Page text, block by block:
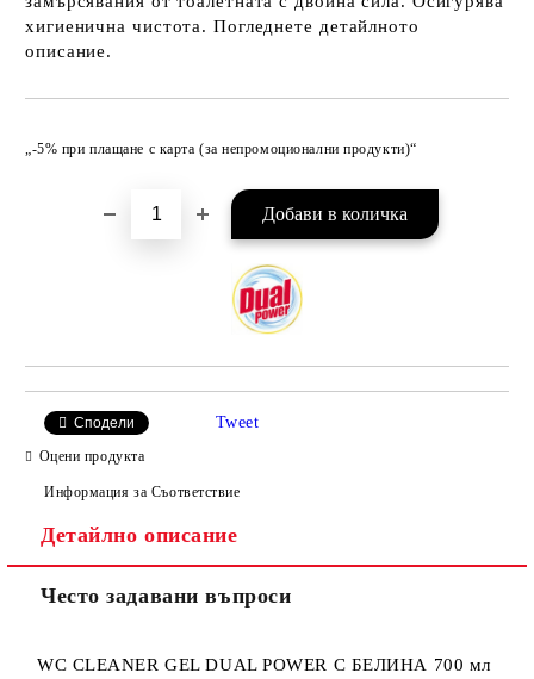
хигиенична чистота. Погледнете детайлното
описание.
„-5% при плащане с карта (за непромоционални продукти)“
Сподели Tweet
Оцени продукта
Информация за Съответствие
Детайлно описание
Често задавани въпроси
WC CLEANER GEL DUAL POWER С БЕЛИНА 700 мл